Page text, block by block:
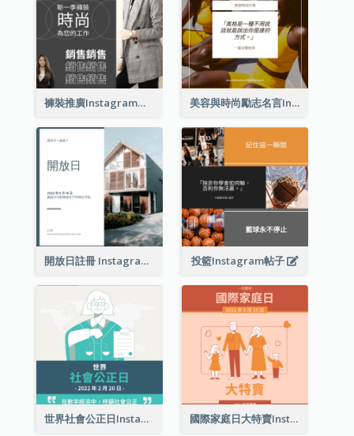
褲裝推廣Instagram帖子 美容與時尚勵志名言Instagram帖子
開放日註冊 Instagram 帖子 投籃Instagram帖子
世界社會公正日Instagram帖子 國際家庭日大特賣Instagram帖子